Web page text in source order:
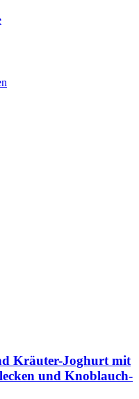
Kräuter-Joghurt mit
und Knoblauch-